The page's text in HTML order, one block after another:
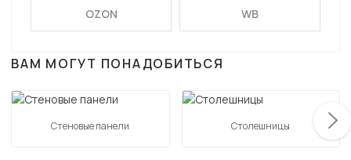
OZON
WB
ВАМ МОГУТ ПОНАДОБИТЬСЯ
Стеновые панели Столешницы